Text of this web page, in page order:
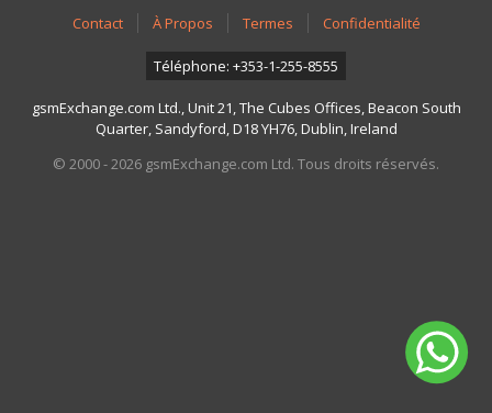
Contact À Propos Termes Confidentialité
Téléphone: +353-1-255-8555
gsmExchange.com Ltd., Unit 21, The Cubes Offices, Beacon South
Quarter, Sandyford, D18 YH76, Dublin, Ireland
© 2000 - 2026 gsmExchange.com Ltd. Tous droits réservés.